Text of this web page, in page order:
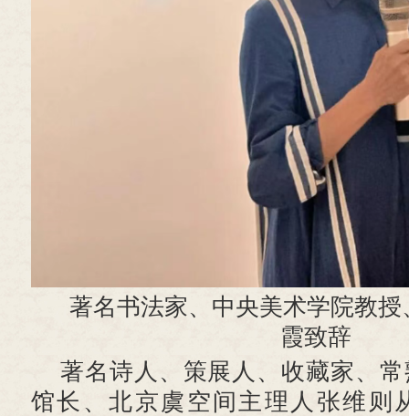
著名书法家、中央美术学院教
霞致辞
著名诗人、策展人、收藏家、
馆长、北京虞空间主理人张维则